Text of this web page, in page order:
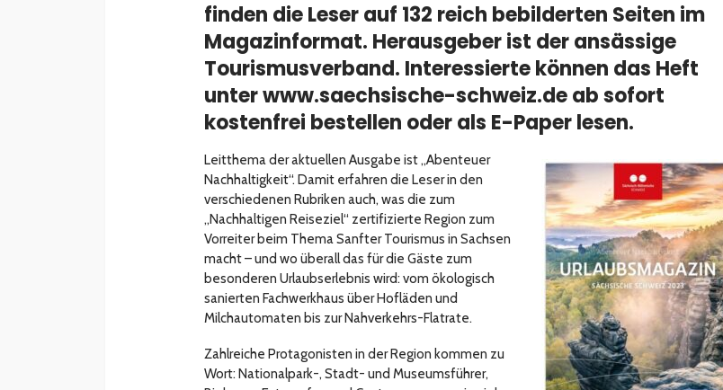
finden die Leser auf 132 reich bebilderten Seiten im
Magazinformat. Herausgeber ist der ansässige
Tourismusverband. Interessierte können das Heft
unter www.saechsische-schweiz.de ab sofort
kostenfrei bestellen oder als E-Paper lesen.
Leitthema der aktuellen Ausgabe ist „Abenteuer
Nachhaltigkeit“. Damit erfahren die Leser in den
verschiedenen Rubriken auch, was die zum
„Nachhaltigen Reiseziel“ zertifizierte Region zum
Vorreiter beim Thema Sanfter Tourismus in Sachsen
macht – und wo überall das für die Gäste zum
besonderen Urlaubserlebnis wird: vom ökologisch
sanierten Fachwerkhaus über Hofläden und
Milchautomaten bis zur Nahverkehrs-Flatrate.
Zahlreiche Protagonisten in der Region kommen zu
Wort: Nationalpark-, Stadt- und Museumsführer,